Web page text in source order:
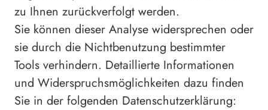
zu Ihnen zurückverfolgt werden.
Sie können dieser Analyse widersprechen oder
sie durch die Nichtbenutzung bestimmter
Tools verhindern. Detaillierte Informationen
und Widerspruchsmöglichkeiten dazu finden
Sie in der folgenden Datenschutzerklärung: